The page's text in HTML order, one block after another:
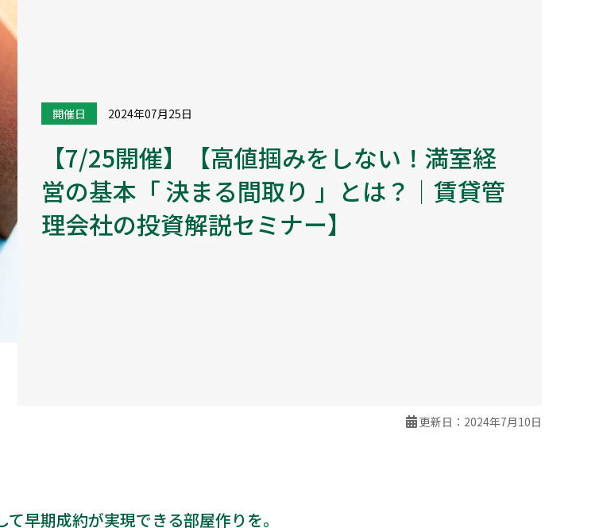
開催日 2024年07月25日
【7/25開催】【高値掴みをしない！満室経
営の基本「 決まる間取り 」とは？｜賃貸管
理会社の投資解説セミナー】
更新日：2024年7月10日
早期成約が実現できる部屋作りを。